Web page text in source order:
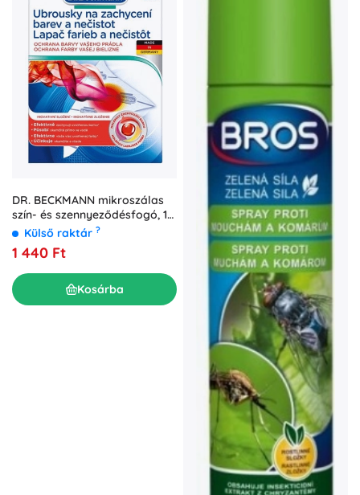
DR. BECKMANN mikroszálas
szín- és szennyeződésfogó, 12
dbKülső raktár ?
1 440 Ft
Kosárba